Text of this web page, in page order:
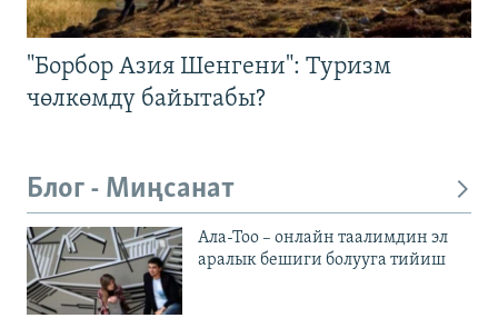
"Борбор Азия Шенгени": Туризм
чөлкөмдү байытабы?
Блог - Миңсанат
Ала-Тоо – онлайн таалимдин эл
аралык бешиги болууга тийиш